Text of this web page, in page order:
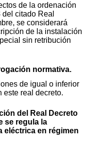
de la ordenación
citado Real
se considerará
de la instalación
sin retribución
normativa.
de igual o inferior
este real decreto.
del Real Decreto
se regula la
eléctrica en régimen